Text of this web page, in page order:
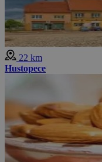
22 km
Hustopece